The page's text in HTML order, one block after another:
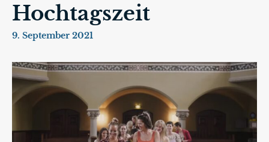
Hochtagszeit
9. September 2021